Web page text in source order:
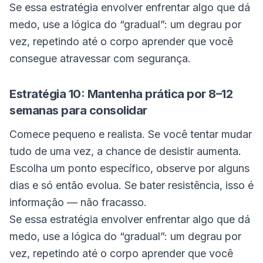
Se essa estratégia envolver enfrentar algo que dá
medo, use a lógica do “gradual”: um degrau por
vez, repetindo até o corpo aprender que você
consegue atravessar com segurança.
Estratégia 10: Mantenha prática por 8–12
semanas para consolidar
Comece pequeno e realista. Se você tentar mudar
tudo de uma vez, a chance de desistir aumenta.
Escolha um ponto específico, observe por alguns
dias e só então evolua. Se bater resistência, isso é
informação — não fracasso.
Se essa estratégia envolver enfrentar algo que dá
medo, use a lógica do “gradual”: um degrau por
vez, repetindo até o corpo aprender que você